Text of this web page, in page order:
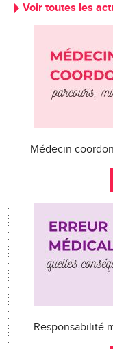
Voir toutes les
Médecin
Responsabilité